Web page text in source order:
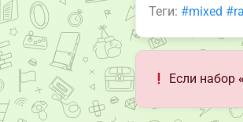
Теги: #mixed
Если набор